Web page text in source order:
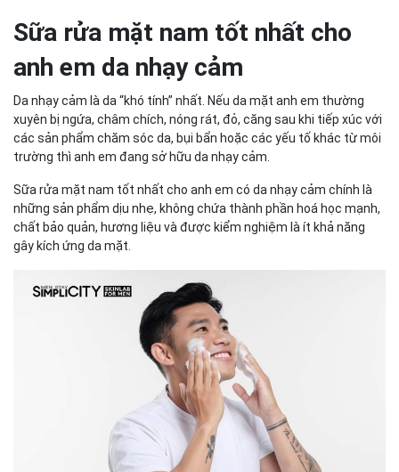
Sữa rửa mặt nam tốt nhất cho
anh em da nhạy cảm
Da nhạy cảm là da “khó tính” nhất. Nếu da mặt anh em thường
xuyên bị ngứa, châm chích, nóng rát, đỏ, căng sau khi tiếp xúc với
các sản phẩm chăm sóc da, bụi bẩn hoặc các yếu tố khác từ môi
trường thì anh em đang sở hữu da nhạy cảm.
Sữa rửa mặt nam tốt nhất cho anh em có da nhạy cảm chính là
những sản phẩm dịu nhẹ, không chứa thành phần hoá học mạnh,
chất bảo quản, hương liệu và được kiểm nghiệm là ít khả năng
gây kích ứng da mặt.